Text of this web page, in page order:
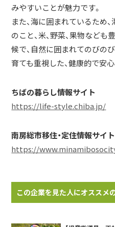
みやすいことが魅力です。
また、海に囲まれているため
のこと、米、野菜、果物など
候で、自然に囲まれてのびの
育ても重視した、健康的で安
ちばの暮らし情報サイト
https://life-style.chiba.jp/
南房総市移住・定住情報サイ
https://
この企業を見た人にオススメ